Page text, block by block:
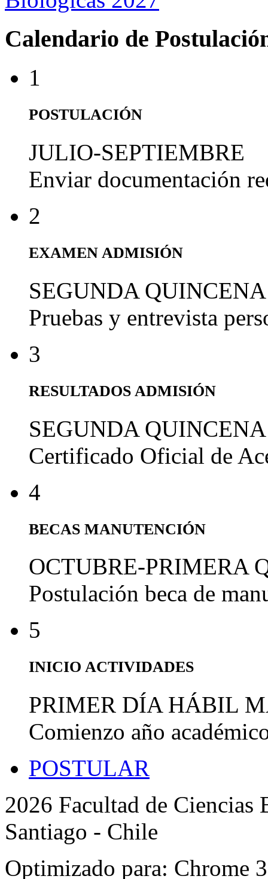
Calendario de
1
POSTULACIÓN
JULIO-SEPTIEMBRE
Enviar documentación
2
EXAMEN ADMISIÓN
SEGUNDA
Pruebas y entrevista
3
RESULTADOS ADMISIÓN
SEGUNDA
Certificado Oficial de
4
BECAS MANUTENCIÓN
OCTUBRE-PRIMERA
Postulación beca de
5
INICIO ACTIVIDADES
PRIMER DÍA HÁBIL
Comienzo año
POSTULAR
2026 Facultad de
Santiago - Chile
Optimizado para: Chrome